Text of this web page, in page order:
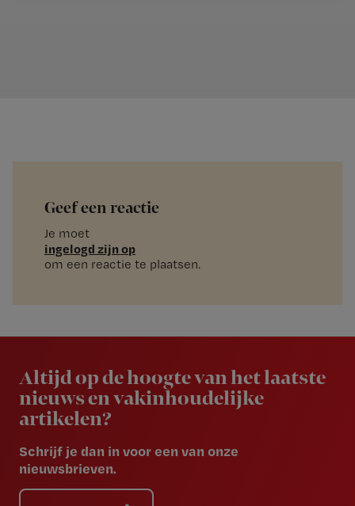
Geef een reactie
Je moet
ingelogd zijn op
om een reactie te plaatsen.
Altijd op de hoogte van het laatste
nieuws en vakinhoudelijke
artikelen?
Schrijf je dan in voor een van onze
nieuwsbrieven.